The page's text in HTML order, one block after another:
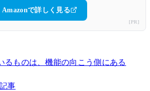
[PR]
Amazonで詳しく見る
るものは、機能の向こう側にある
事